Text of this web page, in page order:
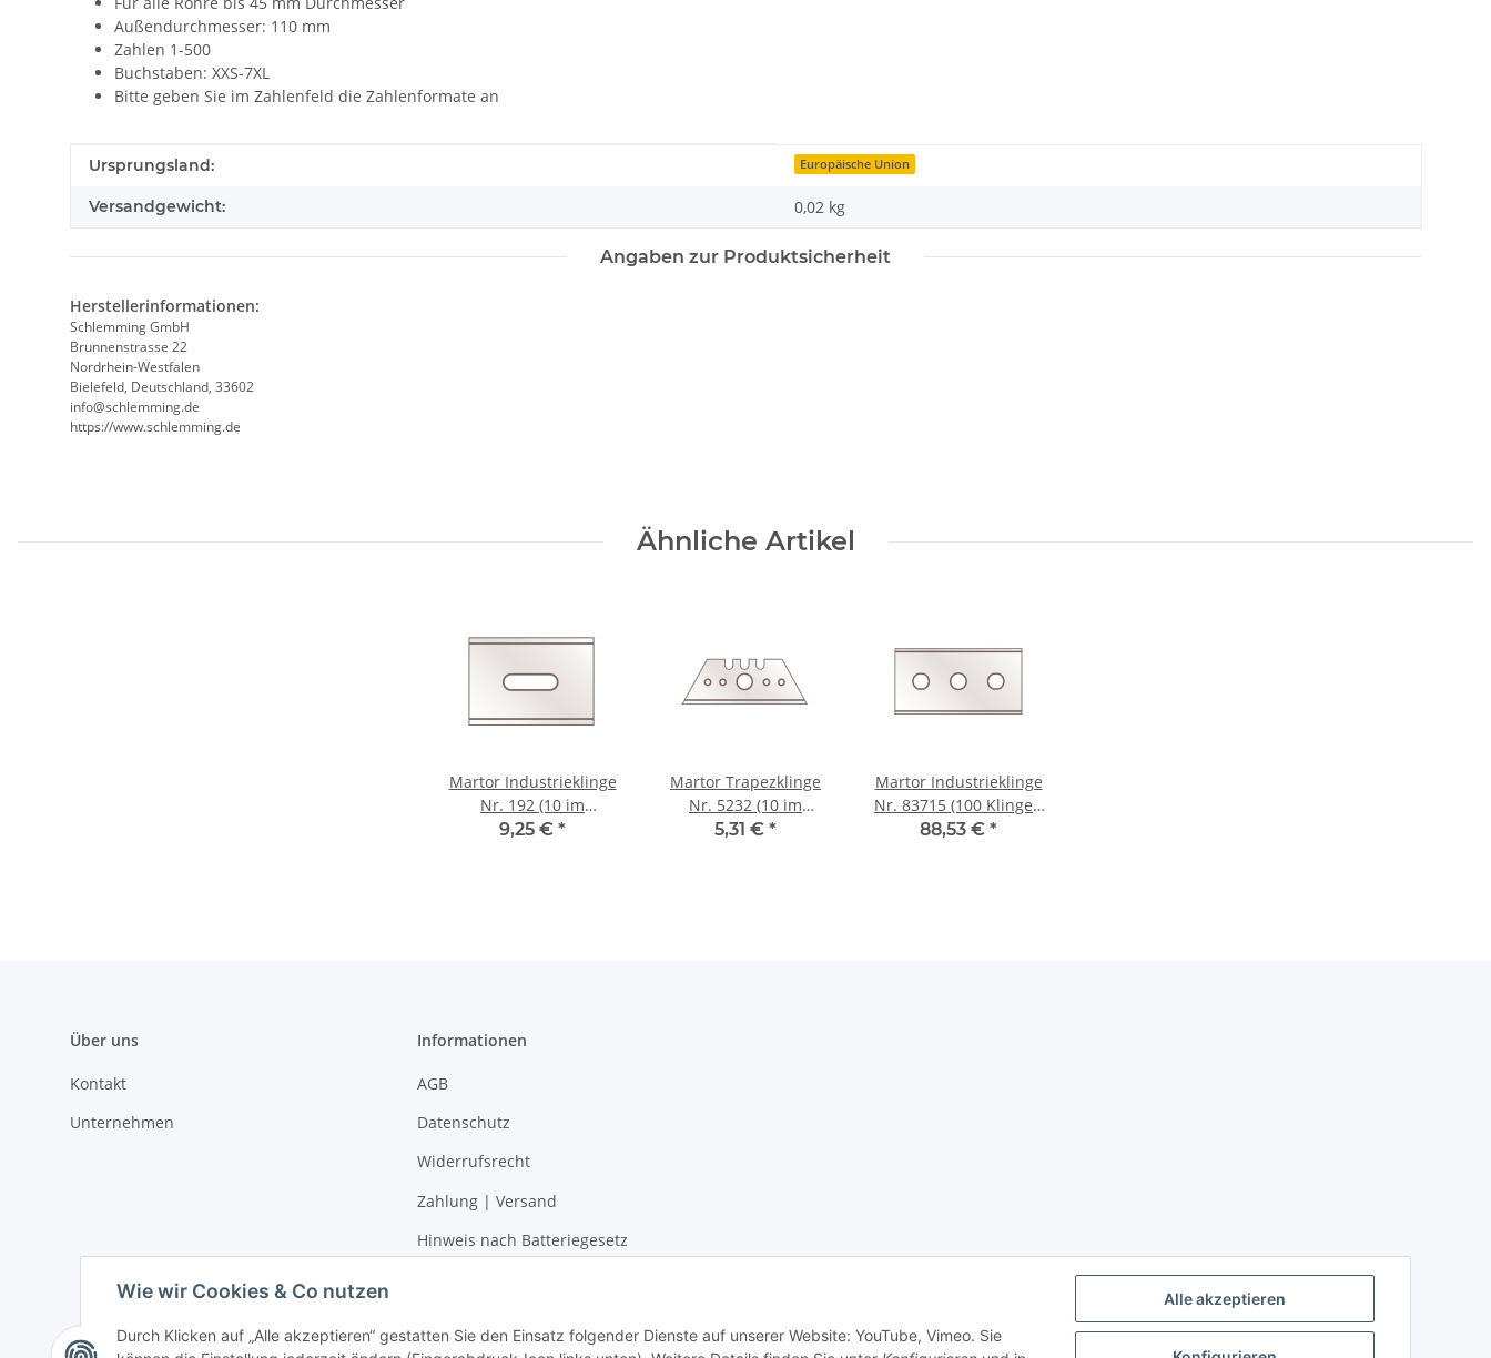
Alle akzeptieren
Wie wir Cookies & Co nutzen
Durch Klicken auf „Alle akzeptieren“ gestatten Sie den Einsatz folgender Dienste auf unserer Website: YouTube, Vimeo. Sie
Außendurchmesser: 110 mm
Zahlen 1-500
Buchstaben: XXS-7XL
Bitte geben Sie im Zahlenfeld die Zahlenformate an
Produkteigenschaft
Wert
Ursprungsland: Europäische Union
Versandgewicht: 0,02 kg
Angaben zur Produktsicherheit
Herstellerinformationen:
Schlemming GmbH
Brunnenstrasse 22
Nordrhein-Westfalen
Bielefeld, Deutschland, 33602
info@schlemming.de
https://www.schlemming.de
Ähnliche Artikel
Martor Industrieklinge
Nr. 192 (10 im
Sicherheitsspender)
9,25 € *
Martor Trapezklinge
Nr. 5232 (10 im
Spender)
5,31 € *
Martor Industrieklinge
Nr. 83715 (100 Klingen
(einzeln im Papier))
88,53 € *
Über uns
Kontakt
Unternehmen
Informationen
AGB
Datenschutz
Widerrufsrecht
Zahlung | Versand
Hinweis nach Batteriegesetz